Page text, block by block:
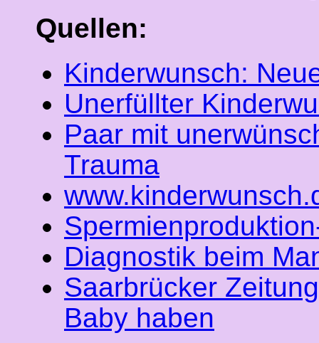
Quellen:
Kinderwunsch:
Unerfüllter
Paar mit
Trauma
Diagnostik beim
Saarbrücker
Baby haben